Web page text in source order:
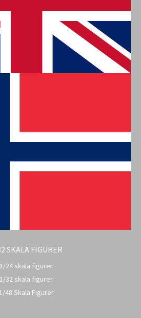
SKALA FIGURER
1/24 skala figurer
1/32 skala figurer
1/48 Skala Figurer